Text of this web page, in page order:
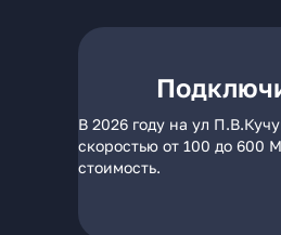
В 2026 году на ул
скоростью от 100 до 600
стоимость.